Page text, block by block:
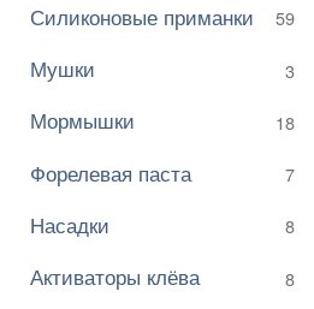
Силиконовые приманки 59
Мушки 3
Мормышки 18
Форелевая паста 7
Насадки 8
Активаторы клёва 8